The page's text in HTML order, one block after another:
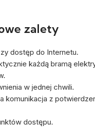
zalety
dostęp do Internetu.
każdą bramą
w jednej chwili.
komunikacja z
dostępu.